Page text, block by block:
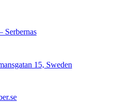
15, Sweden